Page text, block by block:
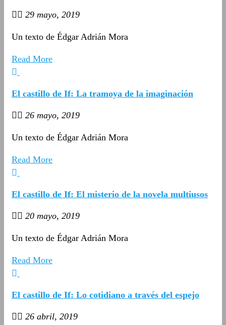
29 mayo, 2019
Un texto de Édgar Adrián Mora
Read More
El castillo de If: La tramoya de la imaginación
26 mayo, 2019
Un texto de Édgar Adrián Mora
Read More
El castillo de If: El misterio de la novela multiusos
20 mayo, 2019
Un texto de Édgar Adrián Mora
Read More
El castillo de If: Lo cotidiano a través del espejo
26 abril, 2019